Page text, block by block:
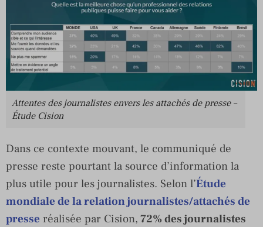
Attentes des journalistes envers les attachés de presse –
Étude Cision
Dans ce contexte mouvant, le communiqué de
presse reste pourtant la source d’information la
plus utile pour les journalistes. Selon l’Étude
mondiale de la relation journalistes/attachés de
presse réalisée par Cision, 72% des journalistes